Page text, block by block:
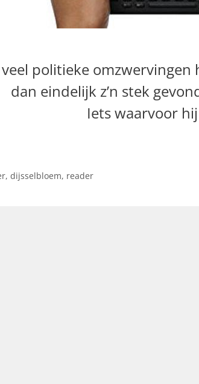
politieke omzwervingen
dan eindelijk z’n stek
Iets waarvoor hij
, dijsselbloem, reader